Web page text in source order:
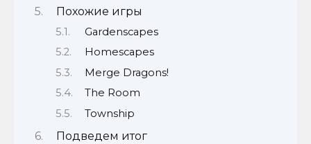
Похожие игры
Gardenscapes
Homescapes
Merge Dragons!
The Room
Township
Подведем итог